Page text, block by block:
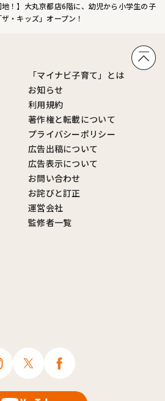
地！】大丸京都店6階に、幼児から小学生の子
・キッズ」オープン！
「マイナビ子育て」とは
お知らせ
利用規約
著作権と転載について
プライバシーポリシー
広告出稿について
広告表示について
お問い合わせ
お詫びと訂正
運営会社
監修者一覧